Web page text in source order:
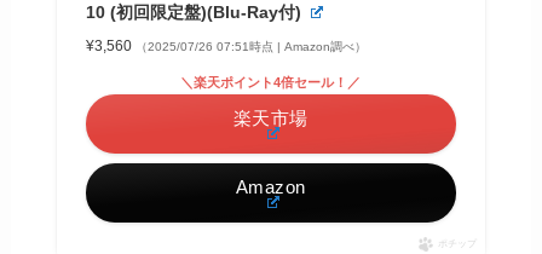
10 (初回限定盤)(Blu-Ray付)
¥3,560 （2025/07/26 07:51時点 | Amazon調べ）
Amazon
＼楽天ポイント4倍セール！／
楽天市場
ポチップ